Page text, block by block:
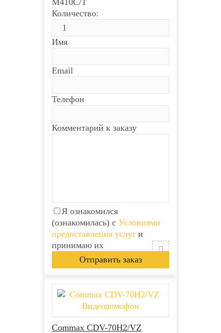
Количество:
Имя
Email
Телефон
Комментарий к заказу
Я ознакомился
(ознакомилась) с Условиями
предоставления услуг и
принимаю их
Commax CDV-70H2/VZ